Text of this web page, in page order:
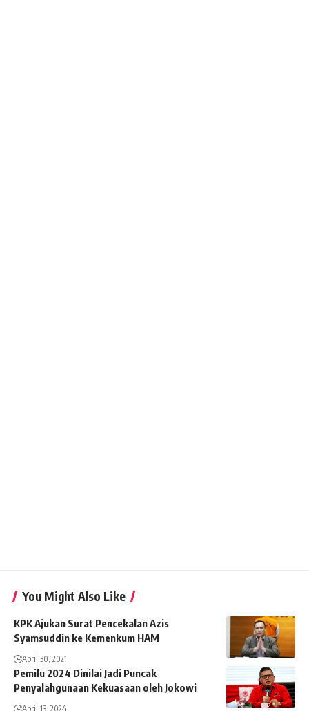
You Might Also Like
KPK Ajukan Surat Pencekalan Azis
Syamsuddin ke Kemenkum HAM
April 30, 2021
Pemilu 2024 Dinilai Jadi Puncak
Penyalahgunaan Kekuasaan oleh Jokowi
April 13, 2024